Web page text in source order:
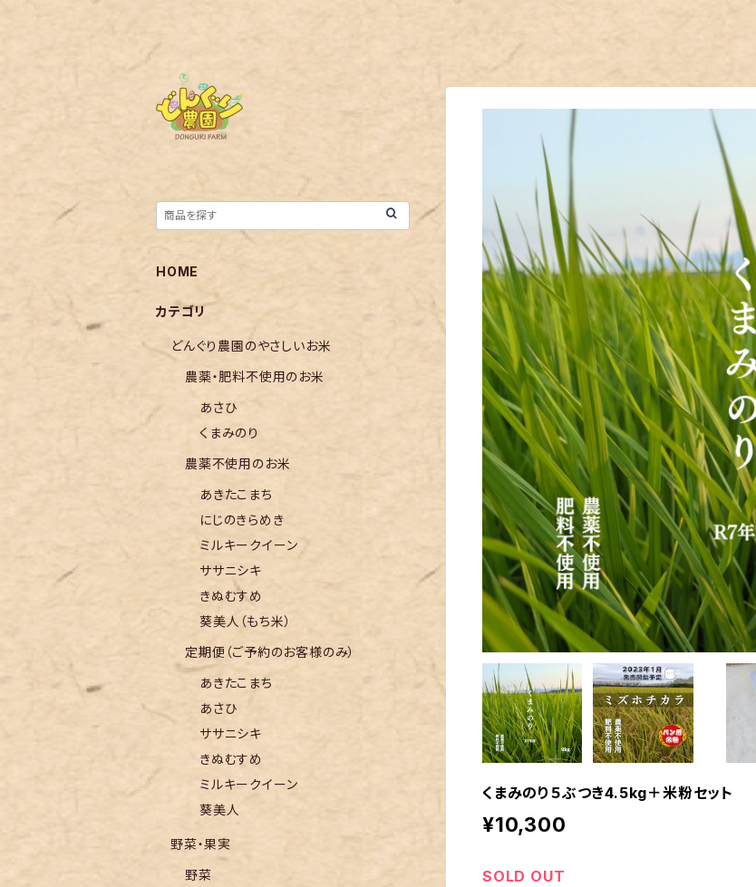
くまみのり５ぶつき4.5kg＋米粉セット
¥10,300
SOLD OUT
HOME
カテゴリ
どんぐり農園のやさしいお米
農薬・肥料不使用のお米
あさひ
くまみのり
農薬不使用のお米
あきたこまち
にじのきらめき
ミルキークイーン
ササニシキ
きぬむすめ
葵美人（もち米）
定期便（ご予約のお客様のみ）
あきたこまち
あさひ
ササニシキ
きぬむすめ
ミルキークイーン
葵美人
野菜・果実
野菜